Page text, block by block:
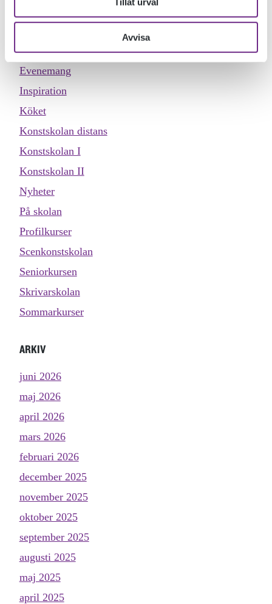
Avvisa
Dokumentärfilmskolan distans
Evenemang
Inspiration
Köket
Konstskolan distans
Konstskolan I
Konstskolan II
Nyheter
På skolan
Profilkurser
Scenkonstskolan
Seniorkursen
Skrivarskolan
Sommarkurser
ARKIV
juni 2026
maj 2026
april 2026
mars 2026
februari 2026
december 2025
november 2025
oktober 2025
september 2025
augusti 2025
maj 2025
april 2025